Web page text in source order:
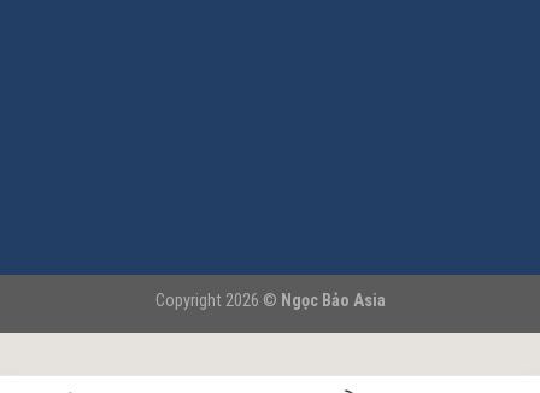
Copyright 2026 © Ngọc Bảo Asia